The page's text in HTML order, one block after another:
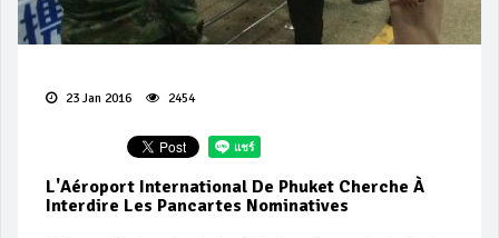
23 Jan 2016 2454
L'Aéroport International De Phuket Cherche À
Interdire Les Pancartes Nominatives